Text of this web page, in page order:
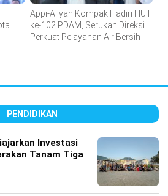
Appi-Aliyah Kompak Hadiri HUT
ke-102 PDAM, Serukan Direksi
Perkuat Pelayanan Air Bersih
PENDIDIKAN
Investasi
Tanam Tiga